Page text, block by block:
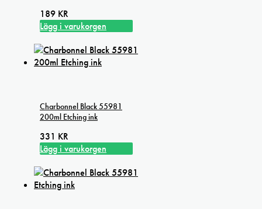
189 KR
Lägg i varukorgen
Charbonnel Black 55981
200ml Etching ink
331 KR
Lägg i varukorgen